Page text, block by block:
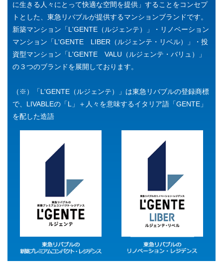
に生きる人々にとって快適な空間を提供」することをコンセプ
トとした、東急リバブルが提供するマンションブランドです。
新築マンション「L'GENTE（ルジェンテ）」・リノベーション
マンション「L'GENTE LIBER（ルジェンテ・リベル）」・投
資型マンション「L'GENTE VALU（ルジェンテ・バリュ）」
の３つのブランドを展開しております。
（※）「L'GENTE（ルジェンテ）」は東急リバブルの登録商標
で、LIVABLEの「L」＋人々を意味するイタリア語「GENTE」
を配した造語